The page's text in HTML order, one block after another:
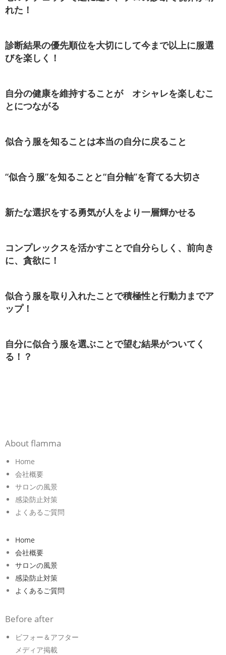
れた！
診断結果の優先順位を大切にして今まで以上に服選
びを楽しく！
自分の健康を維持することが オシャレを楽しむこ
とにつながる
似合う服を知ることは本当の自分に戻ること
“似合う服”を知ることと“自分軸”を育てる大切さ
新たな選択をする勇気が人をより一層輝かせる
コンプレックスを活かすことで自分らしく、前向き
に、貪欲に！
似合う服を取り入れたことで積極性と行動力までア
ップ！
自分に似合う服を選ぶことで望む結果がついてく
る！？
About flamma
Home
会社概要
サロンの風景
感染防止対策
よくあるご質問
Home
会社概要
サロンの風景
感染防止対策
よくあるご質問
Before after
ビフォー＆アフター
メディア掲載